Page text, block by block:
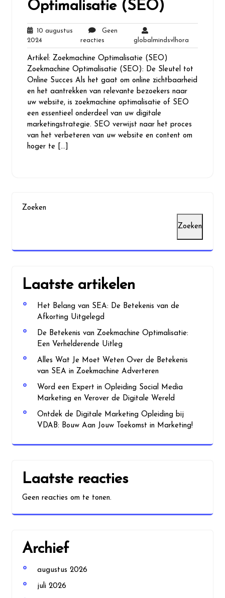
Optimalisatie (SEO)
10 augustus
202410
augustus
2024
Geen
reactiesGeen
reacties
globalmindsvlhora
Artikel: Zoekmachine Optimalisatie (SEO)
Zoekmachine Optimalisatie (SEO): De Sleutel tot
Online Succes Als het gaat om online zichtbaarheid
en het aantrekken van relevante bezoekers naar
uw website, is zoekmachine optimalisatie of SEO
een essentieel onderdeel van uw digitale
marketingstrategie. SEO verwijst naar het proces
van het verbeteren van uw website en content om
hoger te […]
Zoeken
Zoeken
Laatste artikelen
Het Belang van SEA: De Betekenis van de
Afkorting Uitgelegd
De Betekenis van Zoekmachine Optimalisatie:
Een Verhelderende Uitleg
Alles Wat Je Moet Weten Over de Betekenis
van SEA in Zoekmachine Adverteren
Word een Expert in Opleiding Social Media
Marketing en Verover de Digitale Wereld
Ontdek de Digitale Marketing Opleiding bij
VDAB: Bouw Aan Jouw Toekomst in Marketing!
Laatste reacties
Geen reacties om te tonen.
Archief
augustus 2026
juli 2026